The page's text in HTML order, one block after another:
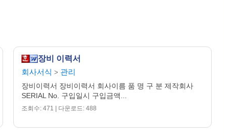
장비 이력서
회사서식 > 관리
장비이력서 장비이력서 회사이름 품 명 구 분 제작회사
SERIAL No. 구입일시 구입금액...
조회수: 471 | 다운로드: 488